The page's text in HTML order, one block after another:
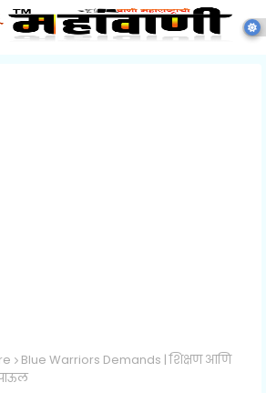
Blue Warriors Demands | शिक्षण आणि